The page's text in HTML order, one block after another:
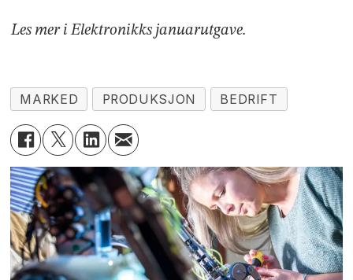
Les mer i Elektronikks januarutgave.
MARKED PRODUKSJON BEDRIFT